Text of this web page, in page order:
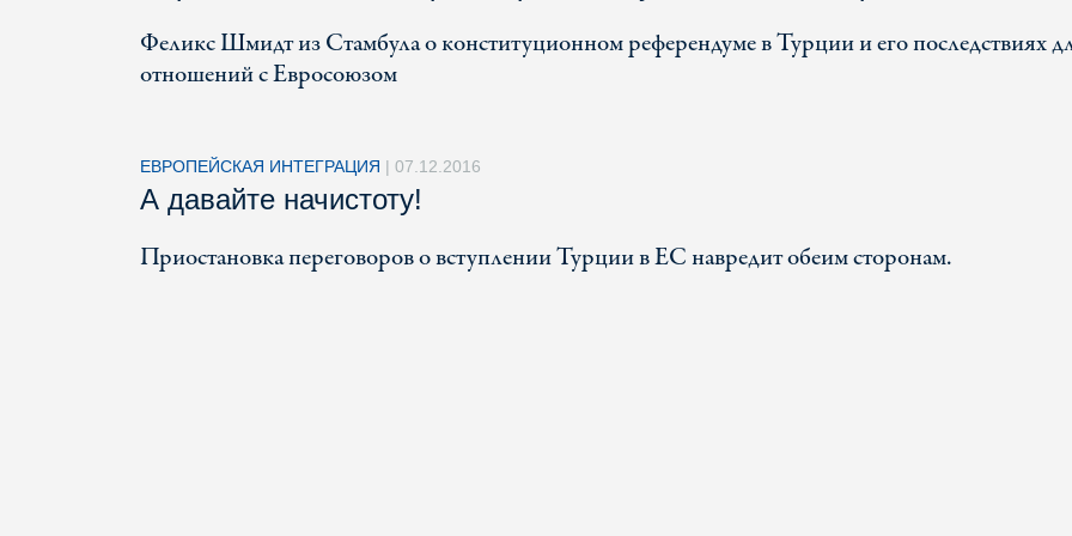
Феликс Шмидт из Стамбула о конституционном референдуме в Турции и его последствиях
отношений с Евросоюзом
ЕВРОПЕЙСКАЯ ИНТЕГРАЦИЯ | 07.12.2016
А давайте начистоту!
Приостановка переговоров о вступлении Турции в ЕС навредит обеим сторонам.